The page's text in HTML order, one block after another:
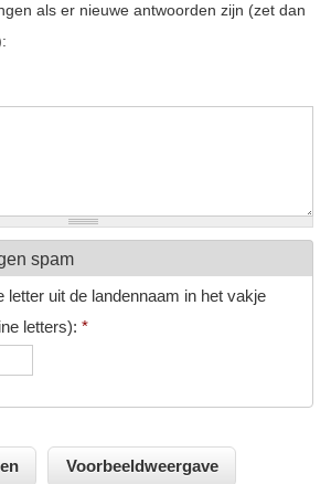
als er nieuwe antwoorden zijn (zet dan
spam
letter uit de landennaam in het vakje
letters): *